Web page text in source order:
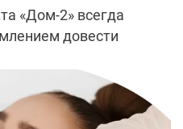
«Дом-2» всегда
довести
точно устоит
подвластна